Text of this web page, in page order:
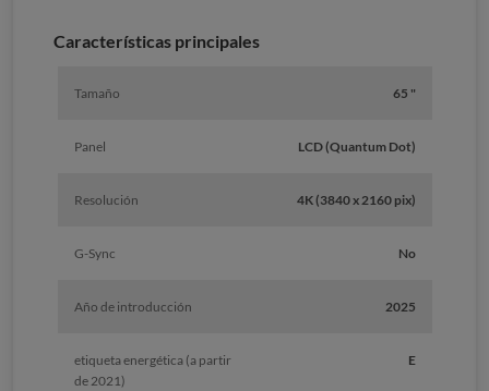
Características principales
Tamaño 65 "
Panel LCD (Quantum Dot)
Resolución 4K (3840 x 2160 pix)
G-Sync No
Año de introducción 2025
etiqueta energética (a partir
de 2021)
E